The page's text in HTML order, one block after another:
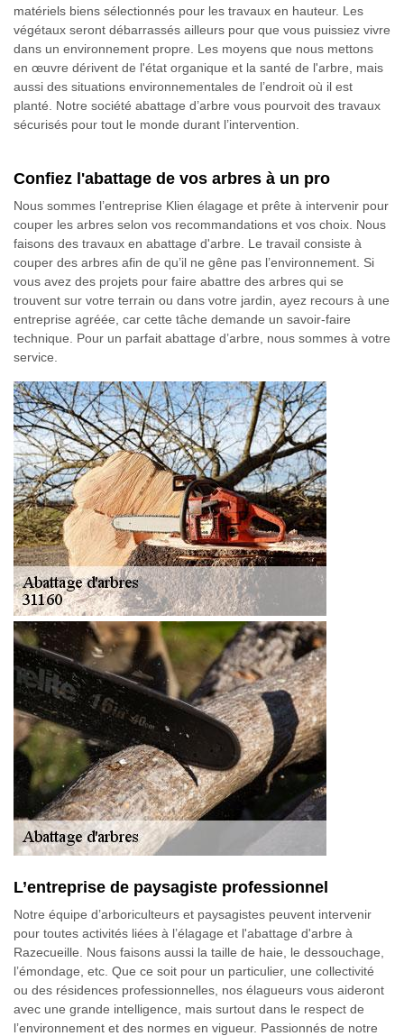
matériels biens sélectionnés pour les travaux en hauteur. Les
végétaux seront débarrassés ailleurs pour que vous puissiez vivre
dans un environnement propre. Les moyens que nous mettons
en œuvre dérivent de l'état organique et la santé de l'arbre, mais
aussi des situations environnementales de l’endroit où il est
planté. Notre société abattage d’arbre vous pourvoit des travaux
sécurisés pour tout le monde durant l’intervention.
Confiez l'abattage de vos arbres à un pro
Nous sommes l’entreprise Klien élagage et prête à intervenir pour
couper les arbres selon vos recommandations et vos choix. Nous
faisons des travaux en abattage d'arbre. Le travail consiste à
couper des arbres afin de qu’il ne gêne pas l’environnement. Si
vous avez des projets pour faire abattre des arbres qui se
trouvent sur votre terrain ou dans votre jardin, ayez recours à une
entreprise agréée, car cette tâche demande un savoir-faire
technique. Pour un parfait abattage d’arbre, nous sommes à votre
service.
L’entreprise de paysagiste professionnel
Notre équipe d’arboriculteurs et paysagistes peuvent intervenir
pour toutes activités liées à l’élagage et l'abattage d'arbre à
Razecueille. Nous faisons aussi la taille de haie, le dessouchage,
l’émondage, etc. Que ce soit pour un particulier, une collectivité
ou des résidences professionnelles, nos élagueurs vous aideront
avec une grande intelligence, mais surtout dans le respect de
l’environnement et des normes en vigueur. Passionnés de notre